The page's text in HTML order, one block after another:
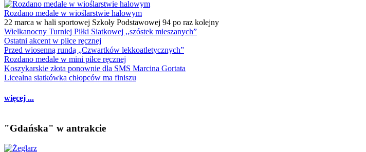
Rozdano medale w wioślarstwie halowym
22 marca w hali sportowej Szkoły Podstawowej 94 po raz kolejny
Wielkanocny Turniej Piłki Siatkowej ,,szóstek mieszanych”
Ostatni akcent w piłce ręcznej
Przed wiosenną rundą „Czwartków lekkoatletycznych”
Rozdano medale w mini piłce ręcznej
Koszykarskie złota ponownie dla SMS Marcina Gortata
Licealna siatkówka chłopców ma finiszu
więcej ...
"Gdańska" w antrakcie